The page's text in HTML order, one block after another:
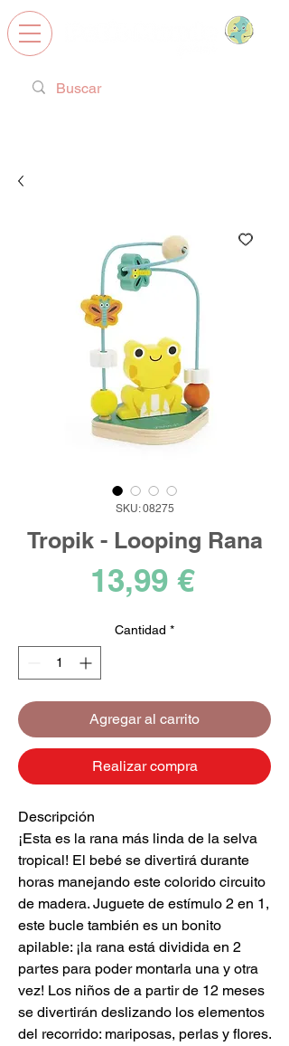
SKU: 08275
Tropik - Looping Rana
13,99 €Precio
Cantidad *
Agregar al carrito
Realizar compra
Descripción
¡Esta es la rana más linda de la selva
tropical! El bebé se divertirá durante
horas manejando este colorido circuito
de madera. Juguete de estímulo 2 en 1,
este bucle también es un bonito
apilable: ¡la rana está dividida en 2
partes para poder montarla una y otra
vez! Los niños de a partir de 12 meses
se divertirán deslizando los elementos
del recorrido: mariposas, perlas y flores.